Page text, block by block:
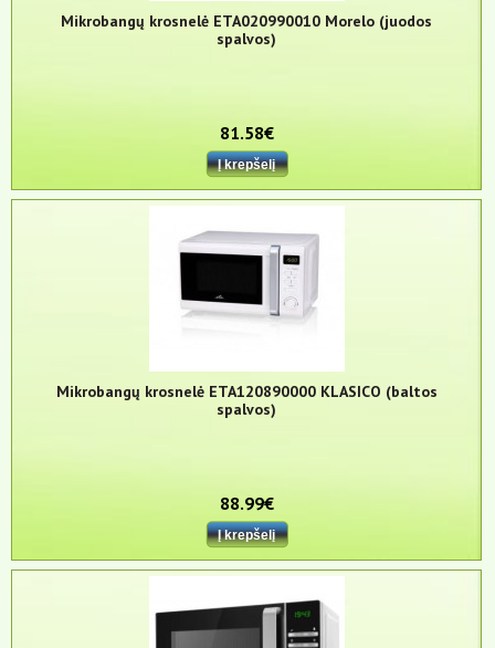
Mikrobangų krosnelė ETA020990010 Morelo (juodos
spalvos)
81.58€
Mikrobangų krosnelė ETA120890000 KLASICO (baltos
spalvos)
88.99€